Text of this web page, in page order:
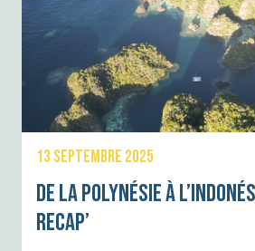
13 SEPTEMBRE 2025
De la Polynésie à
RECAP’